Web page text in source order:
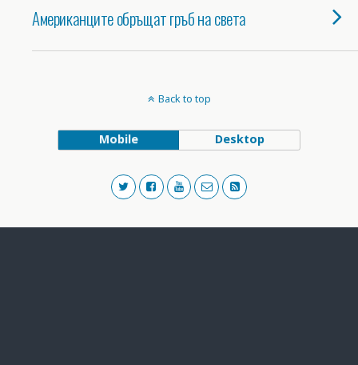
Американците обръщат гръб на света
Back to top
Mobile Desktop